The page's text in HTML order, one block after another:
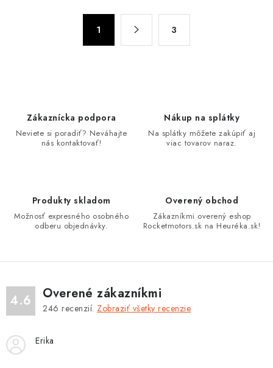
s
u
1 3
Zákaznícka podpora
Neviete si poradiť? Neváhajte
nás kontaktovať!
Nákup na splátky
Na splátky môžete zakúpiť aj
viac tovarov naraz.
Produkty skladom
Možnosť expresného osobného
odberu objednávky.
Overený obchod
Zákazníkmi overený eshop
Rocketmotors.sk na Heuréka.sk!
4.6 Overené zákazníkmi
246 recenzií. Zobraziť všetky recenzie
Erika